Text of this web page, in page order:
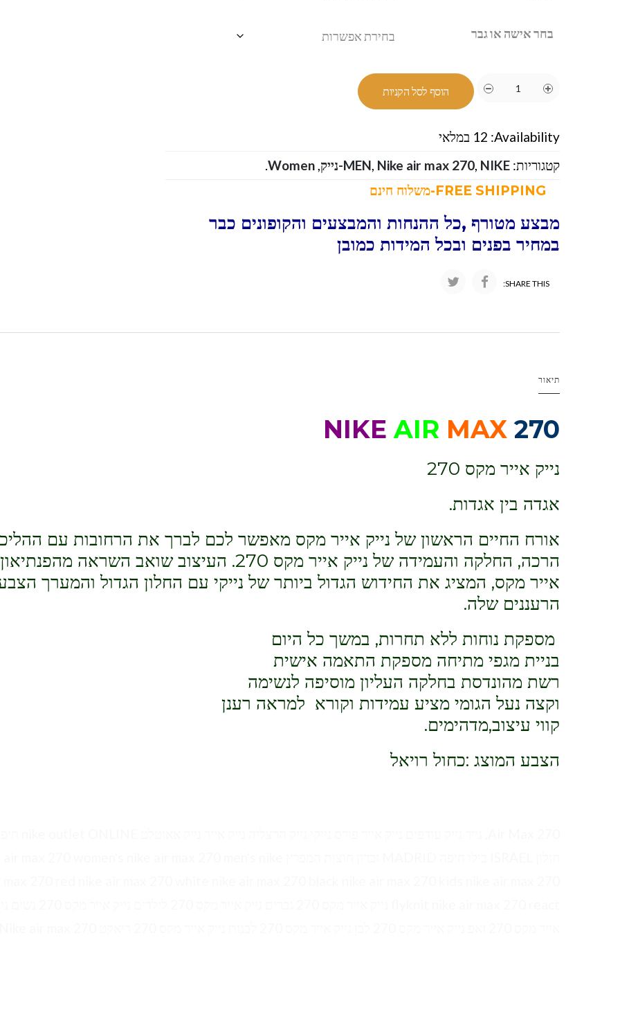
בחר אישה או גבר
הוסף לסל הקניות
Availability: 12 במלאי
קטגוריות:
MEN, Nike air max 270, NIKE-נייק ,
Women
.
מבצע מטורף ,כל ההנחות והמבצעים והקופונים כבר
במחיר בפנים ובכל המידות כמובן
SHARE THIS:
תיאור
NIKE AIR MAX 270
נייק אייר מקס 270
אגדה בין אגדות.
אורח החיים הראשון של נייק אייר מקס מאפשר לכם לברך את הרחובות עם
הרכה, החלקה והעמידה של נייק אייר מקס 270. העיצוב שואב השראה מהפנתיאון
אייר מקס, המציג את החידוש הגדול ביותר של נייקי עם החלון הגדול והמערך
הרעננים שלה.
מספקת נוחות ללא תחרות, במשך כל היום
בניית מגפי מתיחה מספקת התאמה אישית
רשת מהונדסת בחלקה העליון מוסיפה לנשימה
וקצה נעל הגומי מציע עמידות וקורא למראה רענן
קווי עיצוב,מדהימים.
הצבע המוצג :כחול רויאל